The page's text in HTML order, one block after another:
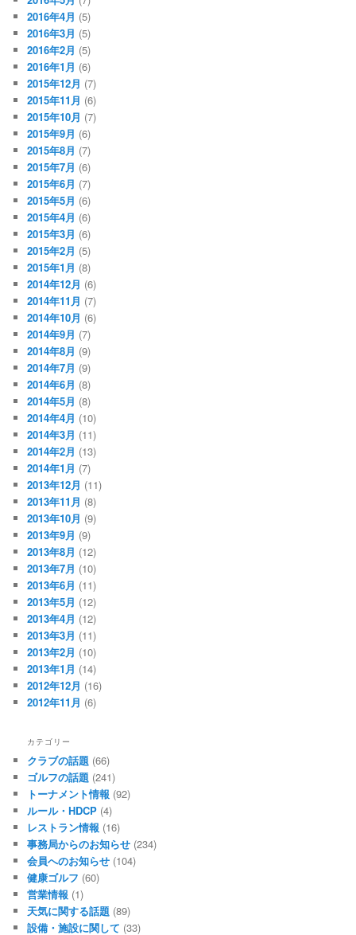
2016年4月 (5)
2016年3月 (5)
2016年2月 (5)
2016年1月 (6)
2015年12月 (7)
2015年11月 (6)
2015年10月 (7)
2015年9月 (6)
2015年8月 (7)
2015年7月 (6)
2015年6月 (7)
2015年5月 (6)
2015年4月 (6)
2015年3月 (6)
2015年2月 (5)
2015年1月 (8)
2014年12月 (6)
2014年11月 (7)
2014年10月 (6)
2014年9月 (7)
2014年8月 (9)
2014年7月 (9)
2014年6月 (8)
2014年5月 (8)
2014年4月 (10)
2014年3月 (11)
2014年2月 (13)
2014年1月 (7)
2013年12月 (11)
2013年11月 (8)
2013年10月 (9)
2013年9月 (9)
2013年8月 (12)
2013年7月 (10)
2013年6月 (11)
2013年5月 (12)
2013年4月 (12)
2013年3月 (11)
2013年2月 (10)
2013年1月 (14)
2012年12月 (16)
2012年11月 (6)
カテゴリー
クラブの話題 (66)
ゴルフの話題 (241)
トーナメント情報 (92)
ルール・HDCP (4)
レストラン情報 (16)
事務局からのお知らせ (234)
会員へのお知らせ (104)
健康ゴルフ (60)
営業情報 (1)
天気に関する話題 (89)
設備・施設に関して (33)